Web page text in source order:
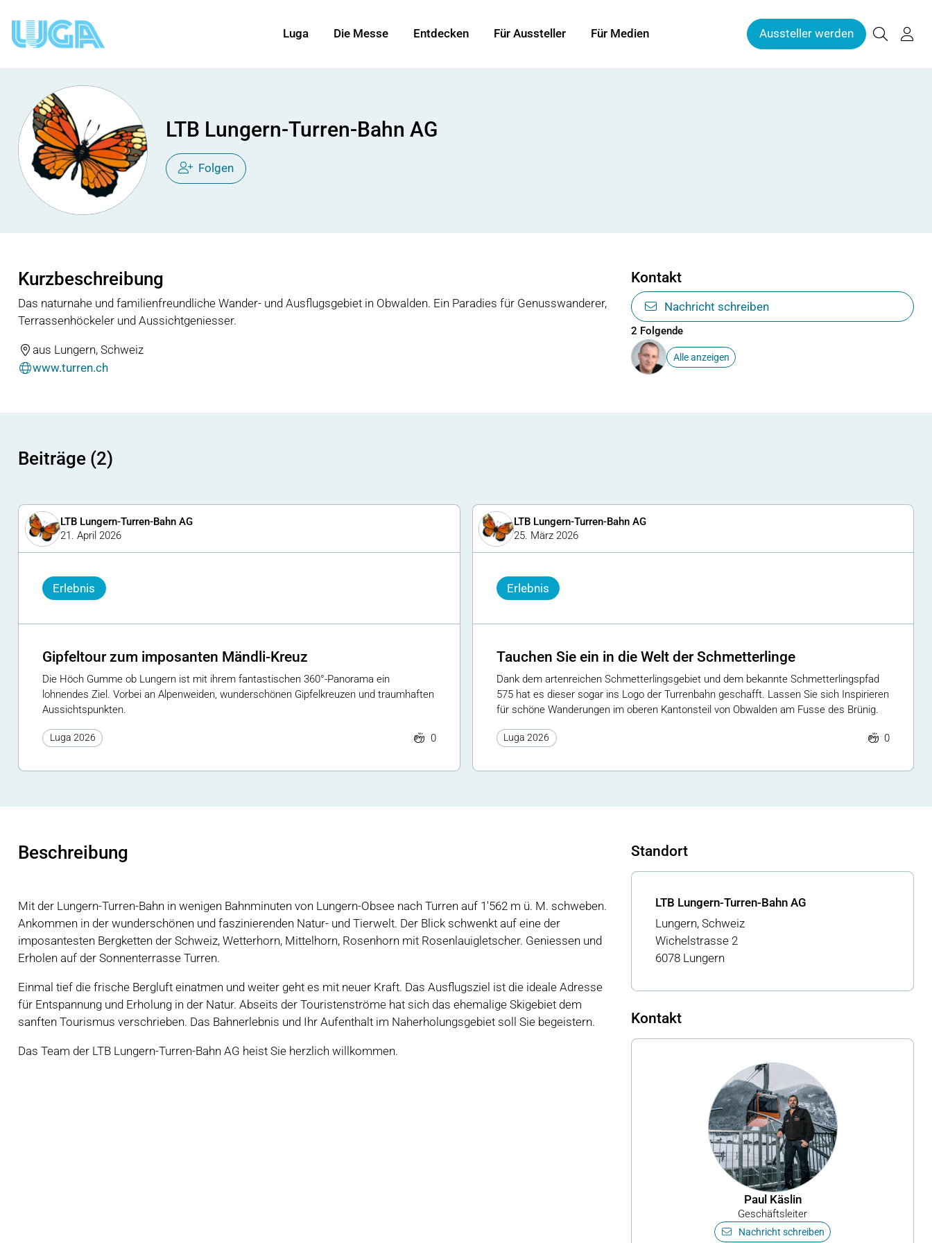
Luga Die Messe Entdecken Für Aussteller Für Medien Aussteller werden
LTB Lungern-Turren-Bahn AG
Folgen
Kurzbeschreibung
Das naturnahe und familienfreundliche Wander- und Ausflugsgebiet in Obwalden. Ein Paradies für Genusswanderer,
Terrassenhöckeler und Aussichtgeniesser.
aus Lungern, Schweiz
www.turren.ch
Kontakt
Nachricht schreiben
2 Folgende
Alle anzeigen
Beiträge (2)
LTB Lungern-Turren-Bahn AG
21. April 2026
Erlebnis
Gipfeltour zum imposanten Mändli-Kreuz
Die Höch Gumme ob Lungern ist mit ihrem fantastischen 360°-Panorama ein
lohnendes Ziel. Vorbei an Alpenweiden, wunderschönen Gipfelkreuzen und traumhaften
Aussichtspunkten.
Luga 2026 0
LTB Lungern-Turren-Bahn AG
25. März 2026
Erlebnis
Tauchen Sie ein in die Welt der Schmetterlinge
Dank dem artenreichen Schmetterlingsgebiet und dem bekannte Schmetterlingspfad
575 hat es dieser sogar ins Logo der Turrenbahn geschafft. Lassen Sie sich Inspirieren
für schöne Wanderungen im oberen Kantonsteil von Obwalden am Fusse des Brünig.
Luga 2026 0
Beschreibung
Mit der Lungern-Turren-Bahn in wenigen Bahnminuten von Lungern-Obsee nach Turren auf 1'562 m ü. M. schweben.
Ankommen in der wunderschönen und faszinierenden Natur- und Tierwelt. Der Blick schwenkt auf eine der
imposantesten Bergketten der Schweiz, Wetterhorn, Mittelhorn, Rosenhorn mit Rosenlauigletscher. Geniessen und
Erholen auf der Sonnenterrasse Turren.
Einmal tief die frische Bergluft einatmen und weiter geht es mit neuer Kraft. Das Ausflugsziel ist die ideale Adresse
für Entspannung und Erholung in der Natur. Abseits der Touristenströme hat sich das ehemalige Skigebiet dem
sanften Tourismus verschrieben. Das Bahnerlebnis und Ihr Aufenthalt im Naherholungsgebiet soll Sie begeistern.
Das Team der LTB Lungern-Turren-Bahn AG heist Sie herzlich willkommen.
Standort
LTB Lungern-Turren-Bahn AG
Lungern, Schweiz
Wichelstrasse 2
6078 Lungern
Kontakt
Paul Käslin
Geschäftsleiter
Nachricht schreiben